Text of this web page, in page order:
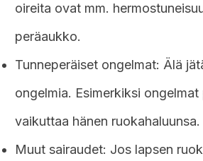
oireita ovat mm.
peräaukko.
Tunneperäiset ongelmat: Älä
ongelmia. Esimerkiksi
vaikuttaa hänen ruokahaluunsa.
Muut sairaudet: Jos lapsen